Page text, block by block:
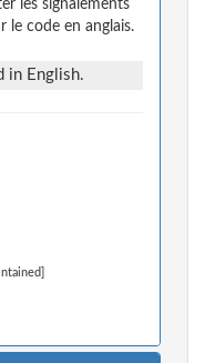
les signalements
le code en anglais.
in English.